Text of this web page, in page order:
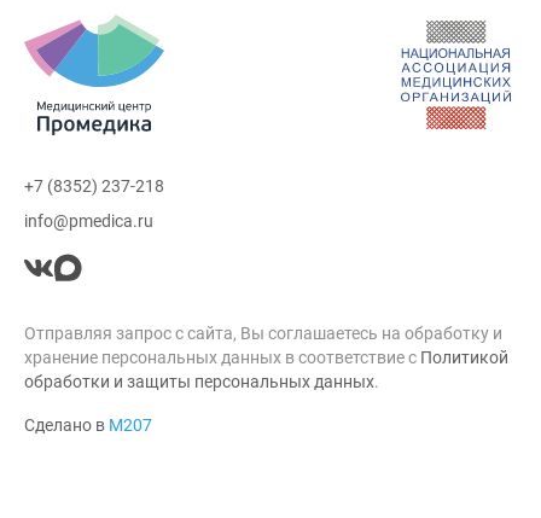
+7 (8352) 237-218
info@pmedica.ru
Отправляя запрос с сайта, Вы соглашаетесь на обработку и
хранение персональных данных в соответствие с Политикой
обработки и защиты персональных данных.
Сделано в М207